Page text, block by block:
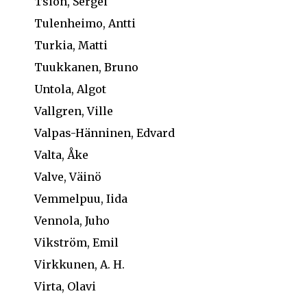
Tulenheimo, Antti
Turkia, Matti
Tuukkanen, Bruno
Untola, Algot
Vallgren, Ville
Valpas-Hänninen, Edvard
Valta, Åke
Valve, Väinö
Vemmelpuu, Iida
Vennola, Juho
Vikström, Emil
Virkkunen, A. H.
Virta, Olavi